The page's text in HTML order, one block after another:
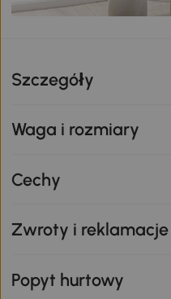
Szczegóły
Waga i rozmiary
Cechy
Zwroty i reklamacje
Popyt hurtowy